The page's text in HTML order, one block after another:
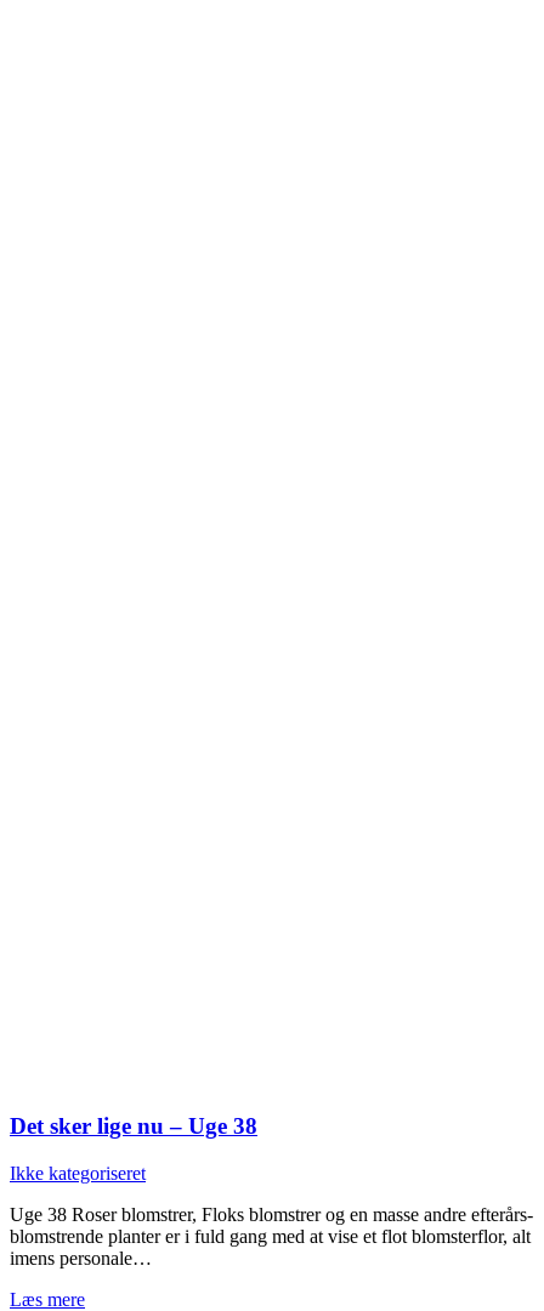
Det sker lige nu – Uge 38
Ikke kategoriseret
Uge 38 Roser blomstrer, Floks blomstrer og en masse andre efterårs-
blomstrende planter er i fuld gang med at vise et flot blomsterflor, alt
imens personale…
Læs mere